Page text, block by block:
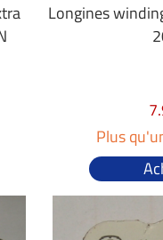
Longines
Plus